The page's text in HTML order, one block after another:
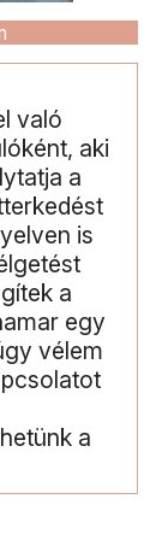
való
aki
a
is
a
egy
vélem
a